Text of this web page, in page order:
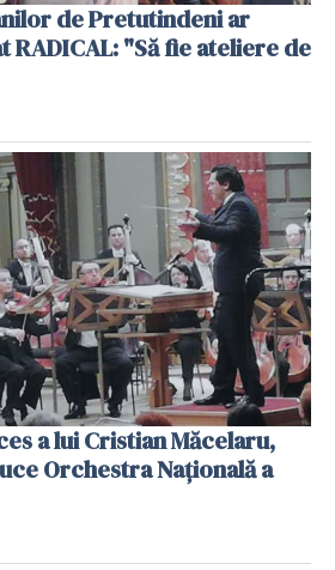
de Pretutindeni ar
"Să fie ateliere de
a lui Cristian Măcelaru,
Orchestra Națională a